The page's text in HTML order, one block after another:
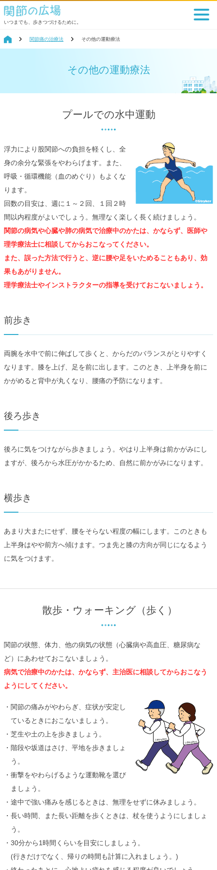
いつまでも、歩きつづけるために。
関節痛の治療法 その他の運動療法
その他の運動療法
プールでの水中運動
浮力により股関節への負担を軽くし、全
身の余分な緊張をやわらげます。また、
呼吸・循環機能（血のめぐり）もよくな
ります。
回数の目安は、週に１～２回、１回２時
間以内程度がよいでしょう。無理なく楽しく長く続けましょう。
関節の病気や心臓や肺の病気で治療中のかたは、かならず、医師や
理学療法士に相談してからおこなってください。
また、誤った方法で行うと、逆に腰や足をいためることもあり、効
果もあがりません。
理学療法士やインストラクターの指導を受けておこないましょう。
前歩き
両腕を水中で前に伸ばして歩くと、からだのバランスがとりやすく
なります。膝を上げ、足を前に出します。このとき、上半身を前に
かがめると背中が丸くなり、腰痛の予防になります。
後ろ歩き
後ろに気をつけながら歩きましょう。やはり上半身は前かがみにし
ますが、後ろから水圧がかかるため、自然に前かがみになります。
横歩き
あまり大またにせず、腰をそらない程度の幅にします。このときも
上半身はやや前方へ傾けます。つま先と膝の方向が同じになるよう
に気をつけます。
散歩・ウォーキング（歩く）
関節の状態、体力、他の病気の状態（心臓病や高血圧、糖尿病な
ど）にあわせておこないましょう。
病気で治療中のかたは、かならず、主治医に相談してからおこなう
ようにしてください。
関節の痛みがやわらぎ、症状が安定し
ているときにおこないましょう。
芝生や土の上を歩きましょう。
階段や坂道はさけ、平地を歩きましょ
う。
衝撃をやわらげるような運動靴を選び
ましょう。
途中で強い痛みを感じるときは、無理をせずに休みましょう。
長い時間、また長い距離を歩くときは、杖を使うようにしましょ
う。
30分から1時間くらいを目安にしましょう。
(行きだけでなく、帰りの時間も計算に入れましょう。)